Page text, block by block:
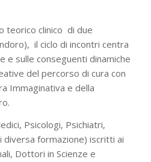
teorico clinico di due
il ciclo di incontri centra
e sulle conseguenti dinamiche
del percorso di cura con
Immaginativa e della
Psicologi, Psichiatri,
diversa formazione) iscritti ai
Dottori in Scienze e